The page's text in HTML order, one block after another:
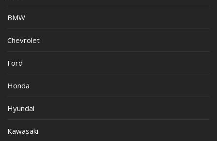
BMW
Chevrolet
Ford
Honda
Hyundai
Kawasaki